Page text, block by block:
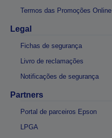
Termos das Promoções Online
Legal
Fichas de segurança
Livro de reclamações
Notificações de segurança
Partners
Portal de parceiros Epson
LPGA